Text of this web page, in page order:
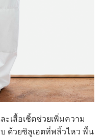
เสื้อเชิ้ตช่วยเพิ่มความ
ด้วยซิลูเอตที่พลิ้วไหว พื้น